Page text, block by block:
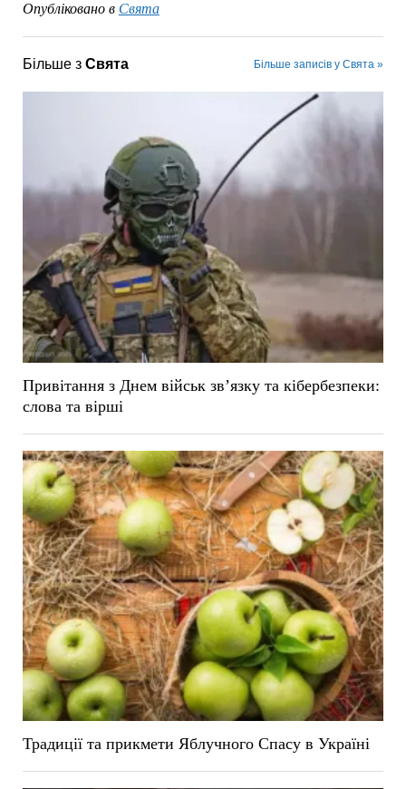
Опубліковано в Свята
Більше з Свята Більше записів у Свята »
Привітання з Днем військ зв’язку та кібербезпеки:
слова та вірші
Традиції та прикмети Яблучного Спасу в Україні